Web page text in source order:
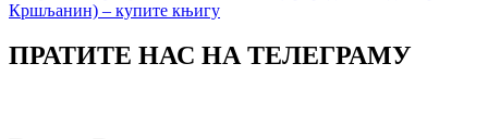
ПРАТИТЕ НАС НА ТЕЛЕГРАМУ